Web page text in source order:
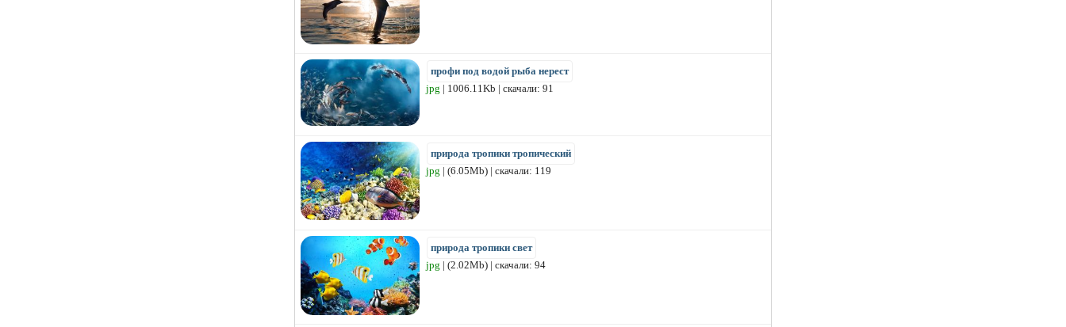
профи под водой рыба нерест
jpg | 1006.11Kb | скачали: 91
природа тропики тропический
jpg | (6.05Mb) | скачали: 119
природа тропики свет
jpg | (2.02Mb) | скачали: 94